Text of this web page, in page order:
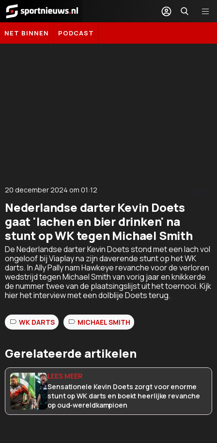
Sportnieuws.nl
NET BINNEN PODCAST
20 december 2024 om 01:12
Nederlandse darter Kevin Doets
gaat 'lachen en bier drinken' na
stunt op WK tegen Michael Smith
De Nederlandse darter Kevin Doets stond met een lach vol
ongeloof bij Viaplay na zijn daverende stunt op het WK
darts. In Ally Pally nam Hawkeye revanche voor de verloren
wedstrijd tegen Michael Smith van vorig jaar en knikkerde
de nummer twee van de plaatsingslijst uit het toernooi. Kijk
hier het interview met een dolblije Doets terug.
WK DARTS MICHAEL SMITH
Gerelateerde artikelen
Sensationele Kevin Doets zorgt voor enorme
stunt op WK darts en boekt heerlijke revanche
op oud-wereldkampioen